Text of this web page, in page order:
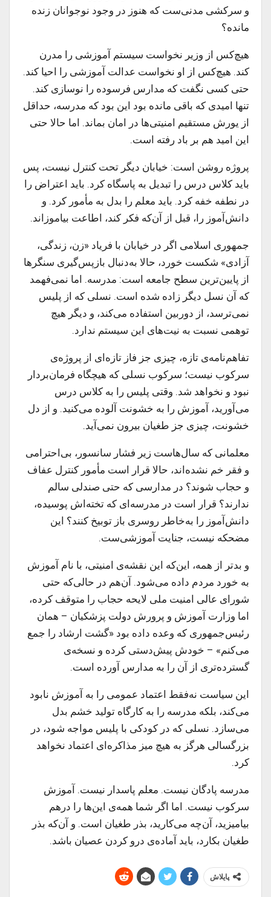
و سرکشی مدنی‌ست که هنوز در وجود نوجوانان زنده
مانده؟
هیچ‌کس از وزیر نخواست سیستم آموزشی را مدرن
کند. هیچ‌کس از او نخواست عدالت آموزشی را احیا کند.
حتی کسی نگفت که مدارس فرسوده را نوسازی کند.
تنها امیدی که باقی مانده بود این بود که مدرسه، حداقل
از یورش مستقیم امنیتی‌ها در امان بماند. اما حالا حتی
این امید هم بر باد رفته است.
پروژه روشن است: خیابان دیگر تحت کنترل نیست، پس
باید کلاس درس را تبدیل به پاسگاه کرد. باید اعتراض را
در نطفه خفه کرد. باید معلم را بدل به مأمور کرد. و
دانش‌آموز را، قبل از آن‌که فکر کند، اطاعت بیاموزاند.
جمهوری اسلامی اگر در خیابان با فریاد «زن، زندگی،
آزادی» شکست خورد، حالا به‌دنبال بازپس‌گیری سنگرها
از پایین‌ترین سطح جامعه است: مدرسه. اما نمی‌فهمد
که آن نسل دیگر زاده شده است. نسلی که از پلیس
نمی‌ترسد، از دوربین استفاده می‌کند، و دیگر هیچ
توهمی نسبت به نیت‌های این سیستم ندارد.
تفاهم‌نامه‌ی تازه، چیزی جز فاز تازه‌ای از پروژه‌ی
سرکوب نیست؛ سرکوب نسلی که هیچگاه فرمان‌بردار
نبود و نخواهد شد. وقتی پلیس را به کلاس درس
می‌آورید، آموزش را به خشونت آلوده می‌کنید. و از دل
خشونت، چیزی جز طغیان بیرون نمی‌آید.
معلمانی که سال‌هاست زیر فشار سانسور، بی‌احترامی
و فقر خم نشده‌اند، حالا قرار است مأمور کنترل عفاف
و حجاب شوند؟ در مدارسی که حتی صندلی سالم
ندارند؟ قرار است در مدرسه‌ای که تخته‌اش پوسیده،
دانش‌آموز را به‌خاطر روسری باز توبیخ کنند؟ این
مضحکه نیست، جنایت آموزشی‌ست.
و بدتر از همه، این‌که این نقشه‌ی امنیتی، با نام آموزش
به خورد مردم داده می‌شود. آن‌هم در حالی‌که حتی
شورای عالی امنیت ملی لایحه حجاب را متوقف کرده،
اما وزارت آموزش و پرورش دولت پزشکیان – همان
رئیس‌جمهوری که وعده داده بود «گشت ارشاد را جمع
می‌کنم» – خودش پیش‌دستی کرده و نسخه‌ی
گسترده‌تری از آن را به مدارس آورده است.
این سیاست نه‌فقط اعتماد عمومی را به آموزش نابود
می‌کند، بلکه مدرسه را به کارگاه تولید خشم بدل
می‌سازد. نسلی که در کودکی با پلیس مواجه شود، در
بزرگسالی هرگز به هیچ میز مذاکره‌ای اعتماد نخواهد
کرد.
مدرسه پادگان نیست. معلم پاسدار نیست. آموزش
سرکوب نیست. اما اگر شما همه‌ی این‌ها را درهم
بیامیزید، آن‌چه می‌کارید، بذر طغیان است. و آن‌که بذر
طغیان بکارد، باید آماده‌ی درو کردن عصیان باشد.
پایلاش